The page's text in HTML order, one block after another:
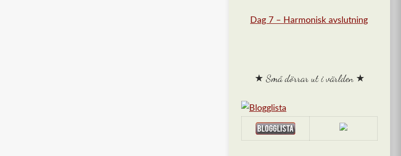
Dag 7 – Harmonisk avslutning
★ Små dörrar ut i världen ★